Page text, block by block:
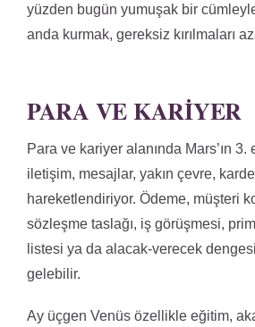
yüzden bugün yumuşak bir cümleyle
anda kurmak, gereksiz kırılmaları
PARA VE KARIYER
Para ve kariyer alanında Mars’ın
iletişim, mesajlar, yakın çevre,
hareketlendiriyor. Ödeme, müşteri
sözleşme taslağı, iş görüşmesi,
listesi ya da alacak-verecek
gelebilir.
Ay üçgen Venüs özellikle eğitim,